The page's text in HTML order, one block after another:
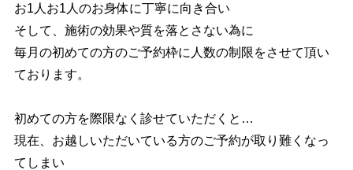
お1人お1人のお身体に丁寧に向き合い
そして、施術の効果や質を落とさない為に
毎月の初めての方のご予約枠に人数の制限をさせて頂い
ております。
初めての方を際限なく診せていただくと…
現在、お越しいただいている方のご予約が取り難くなっ
てしまい